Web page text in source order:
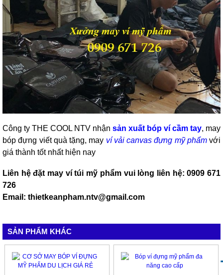
Công ty THE COOL NTV nhận sản xuất bóp ví cầm tay, may
bóp đựng viết quà tặng, may ví vải canvas đựng mỹ phẩmvới
giá thành tốt nhất hiện nay
Liên hệ đặt may ví túi mỹ phẩm vui lòng liên hệ: 0909 671
726
Email: thietkeanpham.ntv@gmail.com
SẢN PHẨM KHÁC